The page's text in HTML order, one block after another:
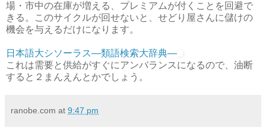
場・市中の在庫が増える、プレミアムが付くことを回避で
きる。このサイクルが回せないと、せどり屋さんに儲けの
機会を与えるだけになります。
日本語大シソーラス―類語検索大辞典―
これは需要と供給がすぐにアンバランスになるので、油断
すると２まんえんとかでしょう。
ranobe.com at 9:47 pm